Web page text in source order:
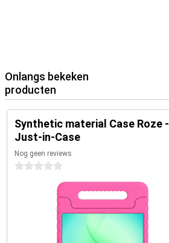
Onlangs bekeken
producten
Synthetic material Case Roze -
Just-in-Case
Nog geen reviews
0 sterren